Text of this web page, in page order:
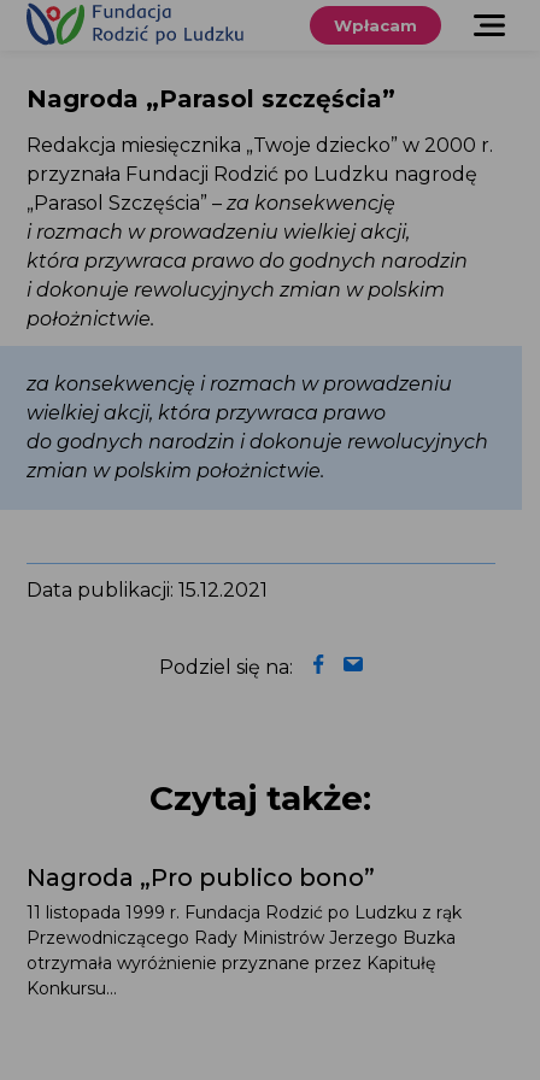
Przewiń
treści
Co robimy
Wspieraj
nas
Twoje prawa
Niezbędnik
Wpłacam
Nagroda „Parasol szczęścia”
Redakcja miesięcznika „Twoje dziecko” w 2000 r.
przyznała Fundacji Rodzić po Ludzku nagrodę
„Parasol Szczęścia” – za konsekwencję
i rozmach w prowadzeniu wielkiej akcji,
która przywraca prawo do godnych narodzin
i dokonuje rewolucyjnych zmian w polskim
położnictwie.
za konsekwencję i rozmach w prowadzeniu
wielkiej akcji, która przywraca prawo
do godnych narodzin i dokonuje rewolucyjnych
zmian w polskim położnictwie.
Data publikacji: 15.12.2021
Podziel się na:
Czytaj także:
Nagroda „Pro publico bono”
11 listopada 1999 r. Fundacja Rodzić po Ludzku z rąk
Przewodniczącego Rady Ministrów Jerzego Buzka
otrzymała wyróżnienie przyznane przez Kapitułę
Konkursu...